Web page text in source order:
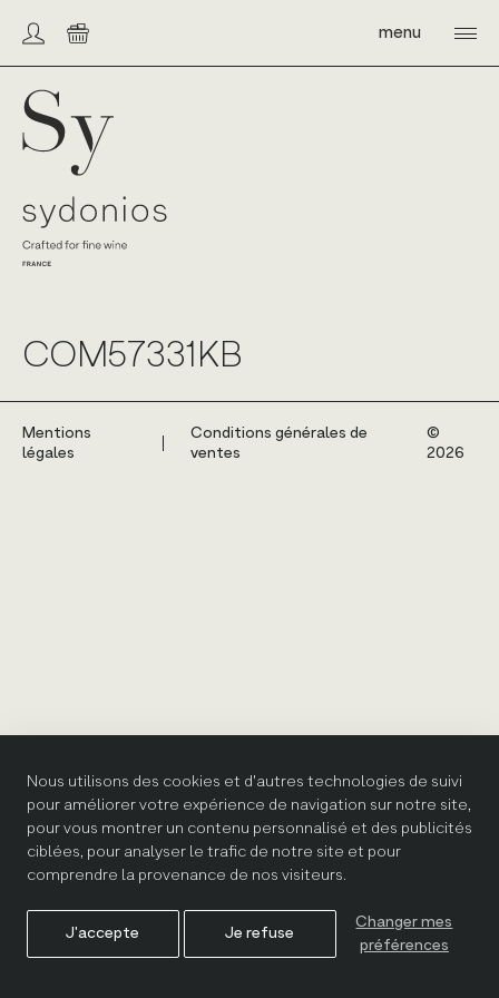
Nous utilisons des cookies et d'autres technologies de suivi
pour améliorer votre expérience de navigation sur notre site,
pour vous montrer un contenu personnalisé et des publicités
ciblées, pour analyser le trafic de notre site et pour
comprendre la provenance de nos visiteurs.
J'accepte Je refuse
Changer mes
préférences
contentCompte/connexion
Panier menu
COM57331KB
Mentions
légales
Conditions générales de
ventes
©️
2026